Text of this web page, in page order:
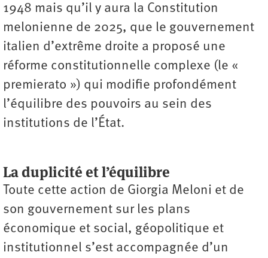
1948 mais qu’il y aura la Constitution
melonienne de 2025, que le gouvernement
italien d’extrême droite a proposé une
réforme constitutionnelle complexe (le «
premierato ») qui modifie profondément
l’équilibre des pouvoirs au sein des
institutions de l’État.
La duplicité et l’équilibre
Toute cette action de Giorgia Meloni et de
son gouvernement sur les plans
économique et social, géopolitique et
institutionnel s’est accompagnée d’un